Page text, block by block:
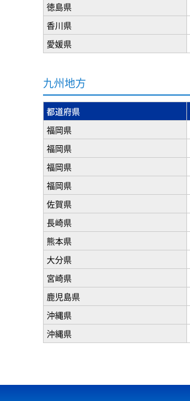
徳島県
香川県
愛媛県
九州地方
都道府県
福岡県
福岡県
福岡県
福岡県
佐賀県
長崎県
熊本県
大分県
宮崎県
鹿児島県
沖縄県
沖縄県